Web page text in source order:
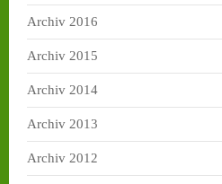
Archiv 2016
Archiv 2015
Archiv 2014
Archiv 2013
Archiv 2012